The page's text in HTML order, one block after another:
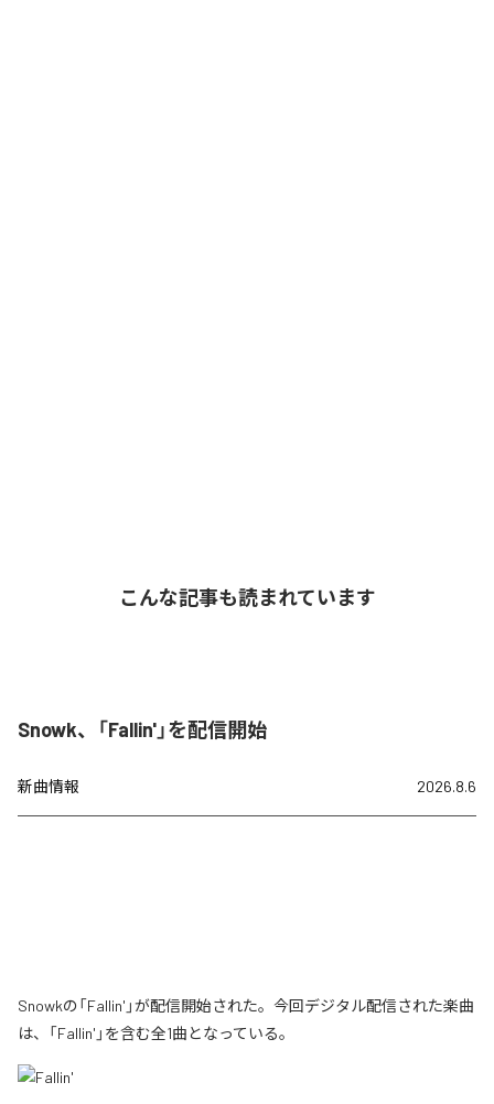
こんな記事も読まれています
Snowk、「Fallin'」を配信開始
新曲情報 2026.8.6
Snowkの「Fallin'」が配信開始された。今回デジタル配信された楽曲
は、「Fallin'」を含む全1曲となっている。